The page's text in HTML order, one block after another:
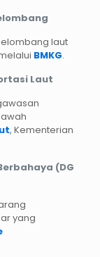
laut
BMKG.
Laut
, Kementerian
(DG
yang